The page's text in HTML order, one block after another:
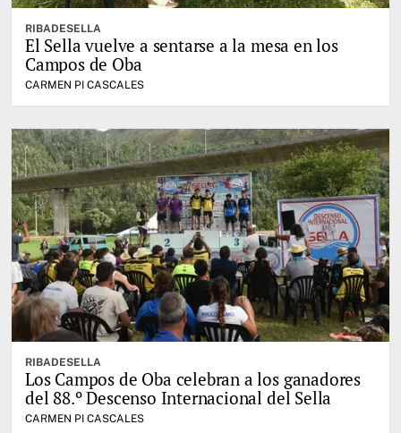
RIBADESELLA
El Sella vuelve a sentarse a la mesa en los
Campos de Oba
CARMEN PI CASCALES
RIBADESELLA
Los Campos de Oba celebran a los ganadores
del 88.º Descenso Internacional del Sella
CARMEN PI CASCALES